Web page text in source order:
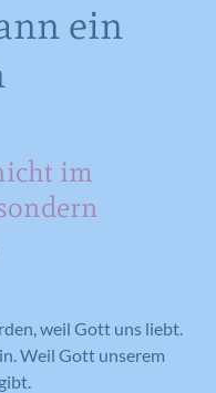
ein
im
weil Gott uns liebt.
Weil Gott unserem